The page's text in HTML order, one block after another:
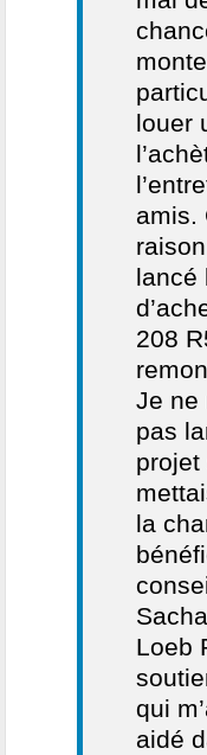
louer
amis.
lancé
208
Je ne
pas
projet
la
Loeb
qui
aidé